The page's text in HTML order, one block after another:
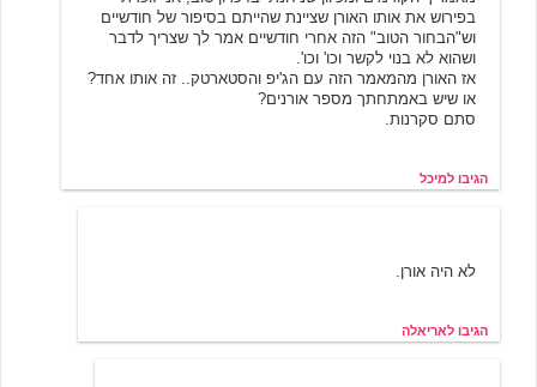
בפירוש את אותו האורן שציינת שהייתם בסיפור של חודשיים
וש"הבחור הטוב" הזה אחרי חודשיים אמר לך שצריך לדבר
ושהוא לא בנוי לקשר וכו' וכו'.
אז האורן מהמאמר הזה עם הג'יפ והסטארטק.. זה אותו אחד?
או שיש באמתחתך מספר אורנים?
סתם סקרנות.
הגיבו למיכל
לא היה אורן.
הגיבו לאריאלה